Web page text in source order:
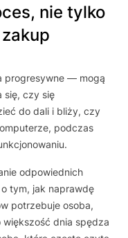
progresywne — mogą
się, czy się
do dali i bliży, czy
podczas
odpowiednich
tym, jak naprawdę
potrzebuje osoba,
dnia spędza